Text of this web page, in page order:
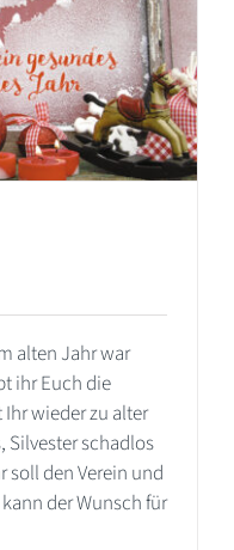
alten Jahr war
ihr Euch die
wieder zu alter
Silvester schadlos
soll den Verein und
der Wunsch für